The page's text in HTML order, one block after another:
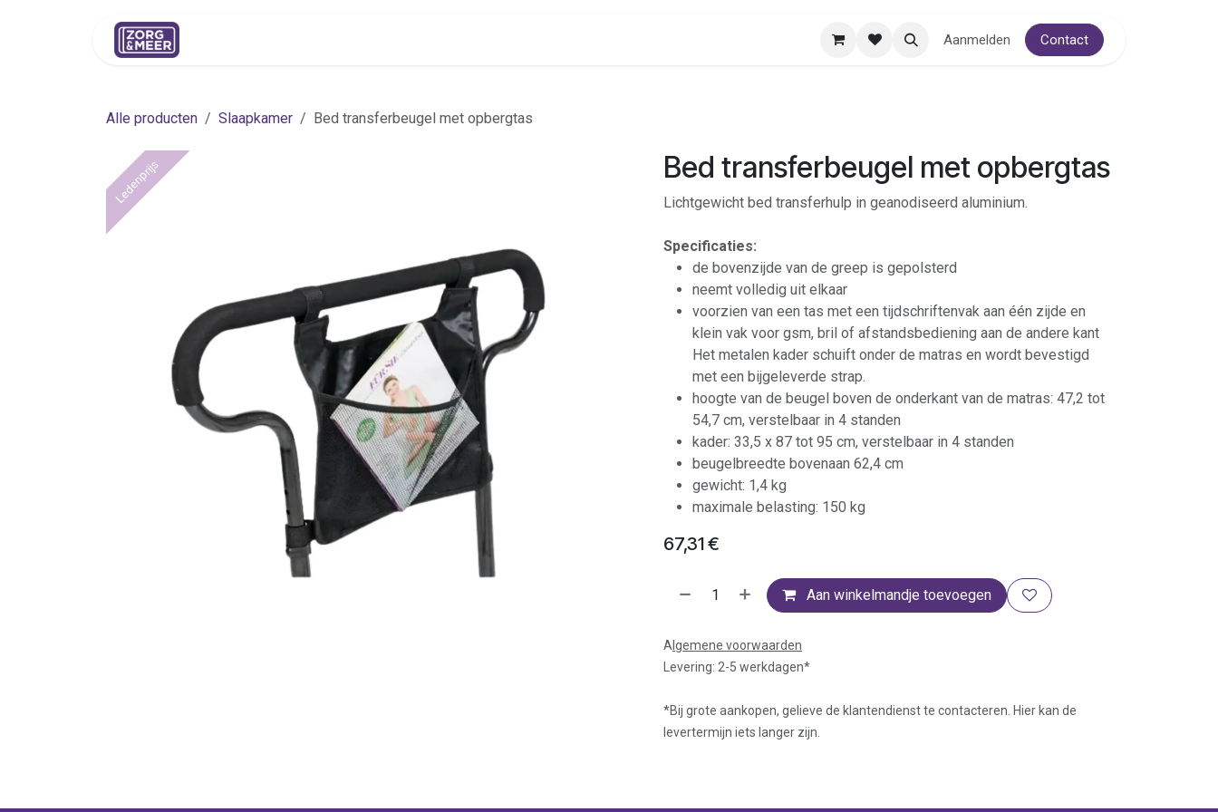
Aanmelden Contact
Alle producten Slaapkamer Bed transferbeugel met opbergtas
Ledenprijs Bed transferbeugel met opbergtas
Lichtgewicht bed transferhulp in geanodiseerd aluminium.
Specificaties:
de bovenzijde van de greep is gepolsterd
neemt volledig uit elkaar
voorzien van een tas met een tijdschriftenvak aan één zijde en
klein vak voor gsm, bril of afstandsbediening aan de andere kant
Het metalen kader schuift onder de matras en wordt bevestigd
met een bijgeleverde strap.
hoogte van de beugel boven de onderkant van de matras: 47,2 tot
54,7 cm, verstelbaar in 4 standen
kader: 33,5 x 87 tot 95 cm, verstelbaar in 4 standen
beugelbreedte bovenaan 62,4 cm
gewicht: 1,4 kg
maximale belasting: 150 kg
67,31€
Aan winkelmandje toevoegen
A lgemene voorwaarden
Levering: 2-5 werkdagen*
*Bij grote aankopen, gelieve de klantendienst te contacteren. Hier kan de
levertermijn iets langer zijn.